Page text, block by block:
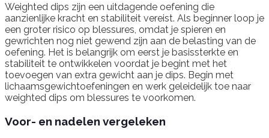
Weighted dips zijn een uitdagende oefening die
aanzienlijke kracht en stabiliteit vereist. Als beginner loop je
een groter risico op blessures, omdat je spieren en
gewrichten nog niet gewend zijn aan de belasting van de
oefening. Het is belangrijk om eerst je basissterkte en
stabiliteit te ontwikkelen voordat je begint met het
toevoegen van extra gewicht aan je dips. Begin met
lichaamsgewichtoefeningen en werk geleidelijk toe naar
weighted dips om blessures te voorkomen.
Voor- en nadelen vergeleken